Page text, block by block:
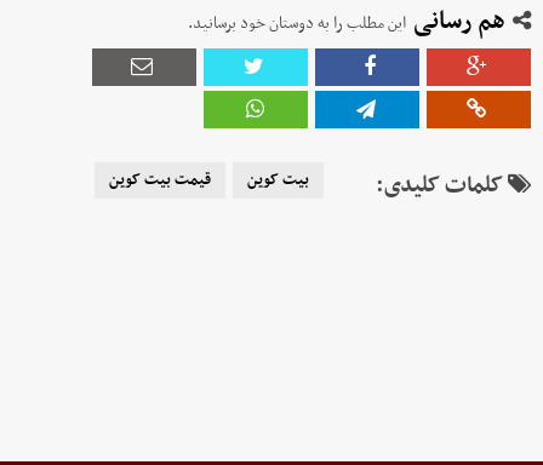
هم رسانی این مطلب را به دوستان خود برسانید.
کلمات کلیدی: بیت کوین قیمت بیت کوین